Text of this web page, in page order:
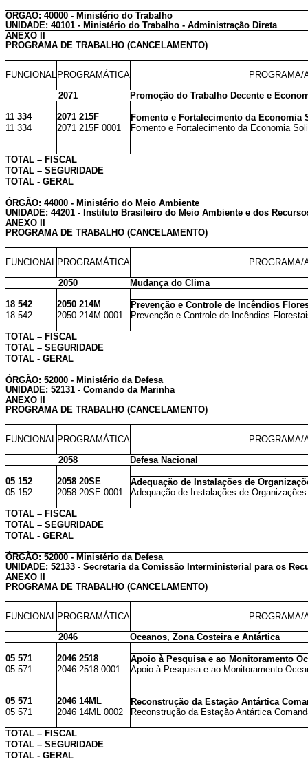
ÓRGÃO: 40000 - Ministério do Trabalho
UNIDADE: 40101 - Ministério do Trabalho - Administração Direta
ANEXO II
PROGRAMA DE TRABALHO (CANCELAMENTO)
FUNCIONAL PROGRAMÁTICA
PROGRAMA/
2071
Promoção do Trabalho Decente e
11 334 2071 215F
Fomento e Fortalecimento da Economia
11 334
2071 215F 0001 Fomento e Fortalecimento da Economia
TOTAL – FISCAL
TOTAL – SEGURIDADE
TOTAL - GERAL
ÓRGÃO: 44000 - Ministério do Meio Ambiente
UNIDADE: 44201 - Instituto Brasileiro do Meio Ambiente e dos
ANEXO II
PROGRAMA DE TRABALHO (CANCELAMENTO)
FUNCIONAL PROGRAMÁTICA
PROGRAMA/
2050
Mudança do Clima
18 542 2050 214M
Prevenção e Controle de Incêndios
18 542
2050 214M 0001 Prevenção e Controle de Incêndios
TOTAL – FISCAL
TOTAL – SEGURIDADE
TOTAL - GERAL
ÓRGÃO: 52000 - Ministério da Defesa
UNIDADE: 52131 - Comando da Marinha
ANEXO II
PROGRAMA DE TRABALHO (CANCELAMENTO)
FUNCIONAL PROGRAMÁTICA
PROGRAMA/
2058
Defesa Nacional
05 152 2058 20SE
Adequação de Instalações de
05 152
2058 20SE 0001 Adequação de Instalações de
TOTAL – FISCAL
TOTAL – SEGURIDADE
TOTAL - GERAL
ÓRGÃO: 52000 - Ministério da Defesa
UNIDADE: 52133 - Secretaria da Comissão Interministerial para os
ANEXO II
PROGRAMA DE TRABALHO (CANCELAMENTO)
FUNCIONAL PROGRAMÁTICA
PROGRAMA/
2046
Oceanos, Zona Costeira e Antártica
05 571 2046 2518
Apoio à Pesquisa e ao Monitoramento
05 571
2046 2518 0001 Apoio à Pesquisa e ao Monitoramento
05 571 2046 14ML
Reconstrução da Estação Antártica
05 571
2046 14ML 0002 Reconstrução da Estação Antártica
TOTAL – FISCAL
TOTAL – SEGURIDADE
TOTAL - GERAL